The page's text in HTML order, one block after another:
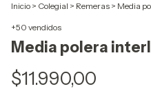
Inicio > Colegial > Remeras > Media
+50 vendidos
Media polera
$11.990,00